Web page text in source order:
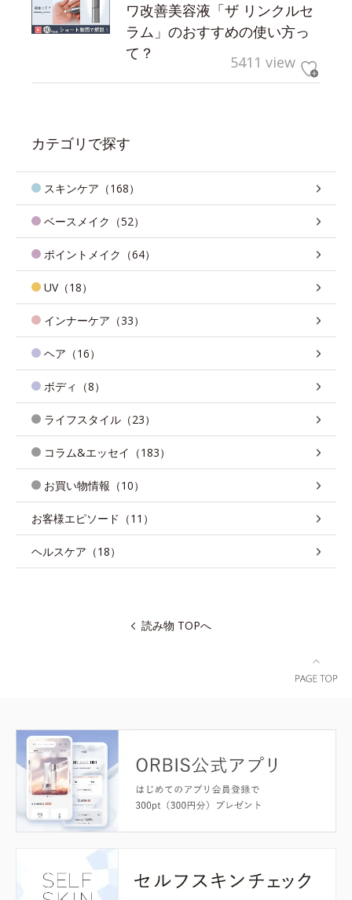
ワ改善美容液「ザ リンクルセ
ラム」のおすすめの使い方っ
て？
5411 view
カテゴリで探す
スキンケア（168）
ベースメイク（52）
ポイントメイク（64）
UV（18）
インナーケア（33）
ヘア（16）
ボディ（8）
ライフスタイル（23）
コラム&エッセイ（183）
お買い物情報（10）
お客様エピソード（11）
ヘルスケア（18）
読み物 TOPへ